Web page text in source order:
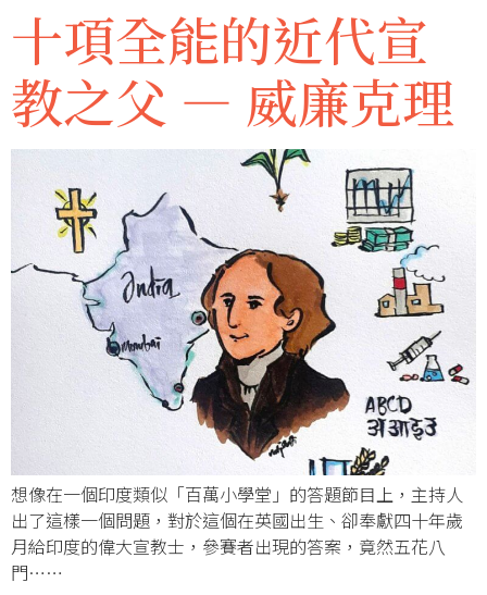
十項全能的近代宣
教之父 — 威廉克理
想像在一個印度類似「百萬小學堂」的答題節目上，主持人
出了這樣一個問題，對於這個在英國出生、卻奉獻四十年歲
月給印度的偉大宣教士，參賽者出現的答案，竟然五花八
門……